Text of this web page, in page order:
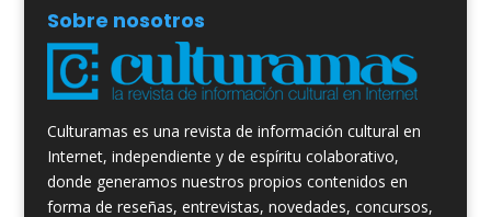
Sobre nosotros
Culturamas es una revista de información cultural en
Internet, independiente y de espíritu colaborativo,
donde generamos nuestros propios contenidos en
forma de reseñas, entrevistas, novedades, concursos,